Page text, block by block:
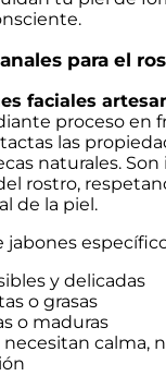
para el
faciales
proceso en
las
naturales. Son
rostro,
de la piel.
y delicadas
o grasas
o maduras
necesitan calma,